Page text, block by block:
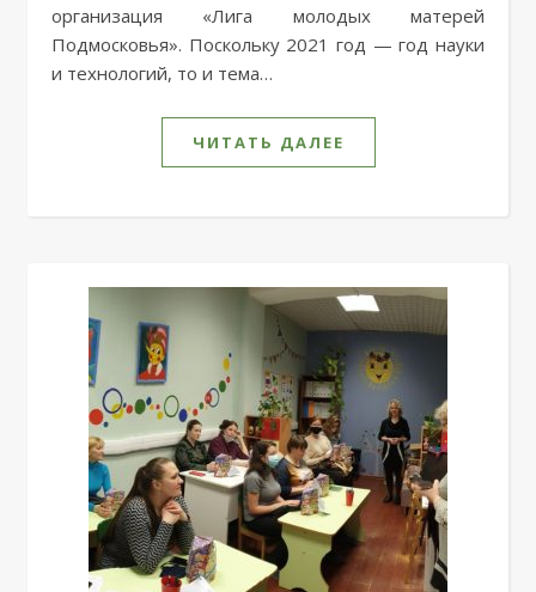
организация «Лига молодых матерей
Подмосковья». Поскольку 2021 год — год науки
и технологий, то и тема…
ЧИТАТЬ ДАЛЕЕ